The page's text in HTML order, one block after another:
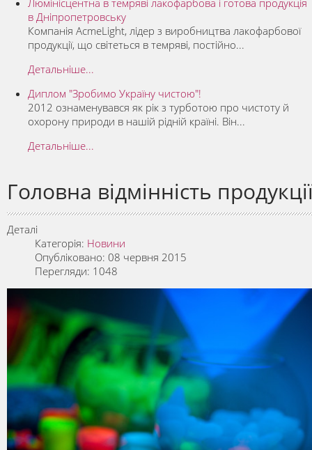
Люмінісцентна в темряві лакофарбова і готова продукція
в Дніпропетровську
Компанія AcmeLight, лідер з виробництва лакофарбової
продукції, що світеться в темряві, постійно...
Детальніше...
Диплом "Зробимо Україну чистою"!
2012 ознаменувався як рік з турботою про чистоту й
охорону природи в нашій рідній країні. Він...
Детальніше...
Головна відмінність
Деталі
Категорія: Новини
Опубліковано: 08 червня 2015
Перегляди: 1048